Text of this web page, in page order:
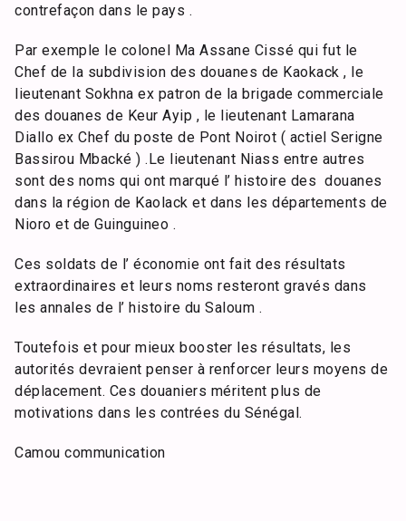
contrefaçon dans le pays .
Par exemple le colonel Ma Assane Cissé qui fut le
Chef de la subdivision des douanes de Kaokack , le
lieutenant Sokhna ex patron de la brigade commerciale
des douanes de Keur Ayip , le lieutenant Lamarana
Diallo ex Chef du poste de Pont Noirot ( actiel Serigne
Bassirou Mbacké ) .Le lieutenant Niass entre autres
sont des noms qui ont marqué l’ histoire des douanes
dans la région de Kaolack et dans les départements de
Nioro et de Guinguineo .
Ces soldats de l’ économie ont fait des résultats
extraordinaires et leurs noms resteront gravés dans
les annales de l’ histoire du Saloum .
Toutefois et pour mieux booster les résultats, les
autorités devraient penser à renforcer leurs moyens de
déplacement. Ces douaniers méritent plus de
motivations dans les contrées du Sénégal.
Camou communication